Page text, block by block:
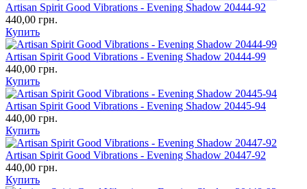
Artisan Spirit Good Vibrations - Evening Shadow 20444-92
440,00 грн.
Купить
Artisan Spirit Good Vibrations - Evening Shadow 20444-99
440,00 грн.
Купить
Artisan Spirit Good Vibrations - Evening Shadow 20445-94
440,00 грн.
Купить
Artisan Spirit Good Vibrations - Evening Shadow 20447-92
440,00 грн.
Купить